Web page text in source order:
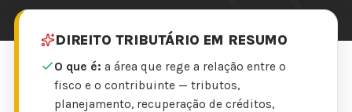
DIREITO TRIBUTÁRIO EM RESUMO
O que é: a área que rege a relação entre o
fisco e o contribuinte — tributos,
planejamento, recuperação de créditos,